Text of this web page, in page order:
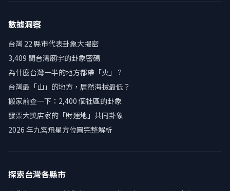
數據洞察
台灣 22 縣市代表卦象大揭密
3,409 間台灣廟宇的卦象密碼
為什麼台灣一半的地方都帶「火」？
台灣最「山」的地方，居然海拔最低？
搬家前查一下：2,400 個社區的卦象
發票大獎店家的「財運地」共同卦象
2026 年九宮飛星方位圖完整解析
探索台灣各縣市